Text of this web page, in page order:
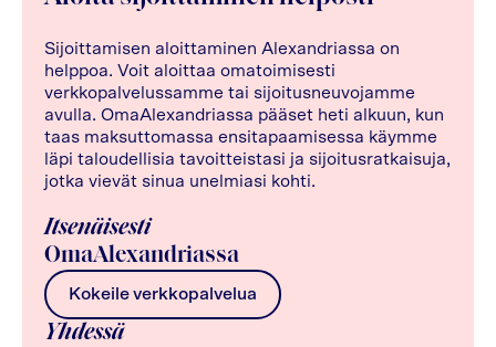
Sijoittamisen aloittaminen Alexandriassa on
helppoa. Voit aloittaa omatoimisesti
verkkopalvelussamme tai sijoitusneuvojamme
avulla. OmaAlexandriassa pääset heti alkuun, kun
taas maksuttomassa ensitapaamisessa käymme
läpi taloudellisia tavoitteistasi ja sijoitusratkaisuja,
jotka vievät sinua unelmiasi kohti.
Itsenäisesti
OmaAlexandriassa
Kokeile verkkopalvelua
Yhdessä